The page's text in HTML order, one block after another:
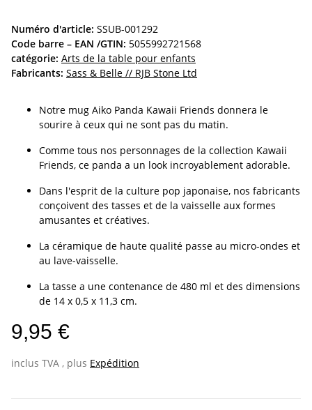
Numéro d'article: SSUB-001292
Code barre – EAN /GTIN: 5055992721568
catégorie: Arts de la table pour enfants
Fabricants: Sass & Belle // RJB Stone Ltd
Notre mug Aiko Panda Kawaii Friends donnera le
sourire à ceux qui ne sont pas du matin.
Comme tous nos personnages de la collection Kawaii
Friends, ce panda a un look incroyablement adorable.
Dans l'esprit de la culture pop japonaise, nos fabricants
conçoivent des tasses et de la vaisselle aux formes
amusantes et créatives.
La céramique de haute qualité passe au micro-ondes et
au lave-vaisselle.
La tasse a une contenance de 480 ml et des dimensions
de 14 x 0,5 x 11,3 cm.
9,95 €
inclus TVA , plus Expédition